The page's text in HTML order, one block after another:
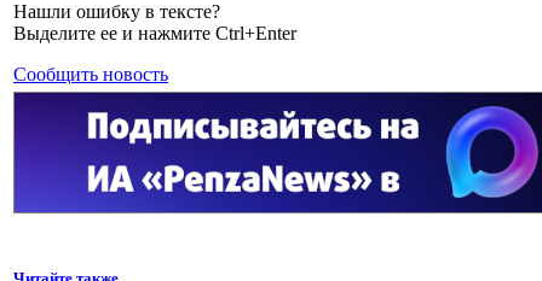
Нашли ошибку в тексте?
Выделите ее и нажмите Ctrl+Enter
Сообщить новость